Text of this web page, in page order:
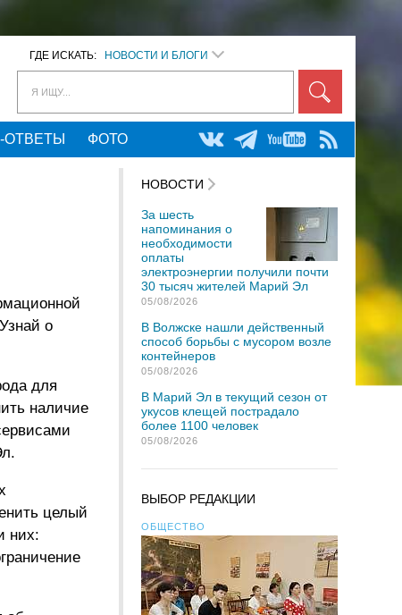
ГДЕ ИСКАТЬ: НОВОСТИ И БЛОГИ
Я ИЩУ...
ФОТО
о
для
наличие
целый
них:
НОВОСТИ
За шесть
напоминания о
необходимости
оплаты
электроэнергии получили почти
30 тысяч жителей Марий Эл
05/08/2026
В Волжске нашли действенный
способ борьбы с мусором возле
контейнеров
05/08/2026
В Марий Эл в текущий сезон от
укусов клещей пострадало
более 1100 человек
05/08/2026
ВЫБОР РЕДАКЦИИ
ОБЩЕСТВО